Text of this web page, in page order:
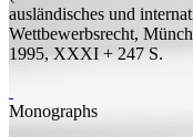
ausländisches und
Wettbewerbsrecht,
1995, XXXI + 247 S.
Monographs